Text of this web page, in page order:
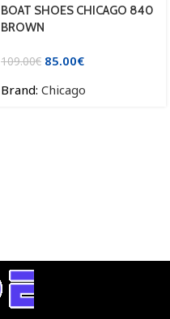
BOAT SHOES CHICAGO 840
BROWN
109.00€ 85.00€
Brand: Chicago